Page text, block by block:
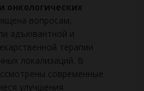
онкологических
вопросам,
адъювантной и
терапии
локализаций. В
современные
улучшения